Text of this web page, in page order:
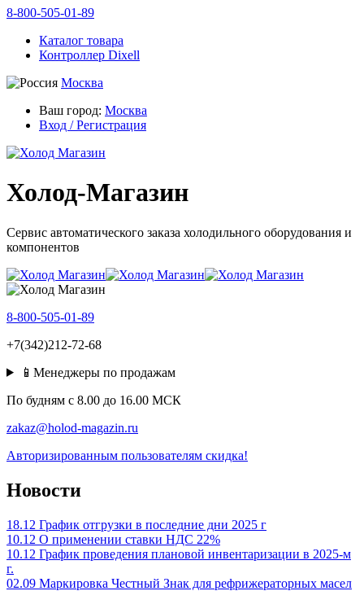
8-800-505-01-89
Каталог товара
Контроллер Dixell
Москва
Ваш город: Москва
Вход / Регистрация
Холод-Магазин
Сервис автоматического заказа холодильного оборудования и
компонентов
8-800-505-01-89
+7(342)212-72-68
📱Менеджеры по продажам
По будням c 8.00 до 16.00 МСК
zakaz@holod-magazin.ru
Авторизированным пользователям скидка!
Новости
18.12 График отгрузки в последние дни 2025 г
10.12 О применении ставки НДС 22%
10.12 График проведения плановой инвентаризации в 2025-м
г.
02.09 Маркировка Честный Знак для рефрижераторных масел